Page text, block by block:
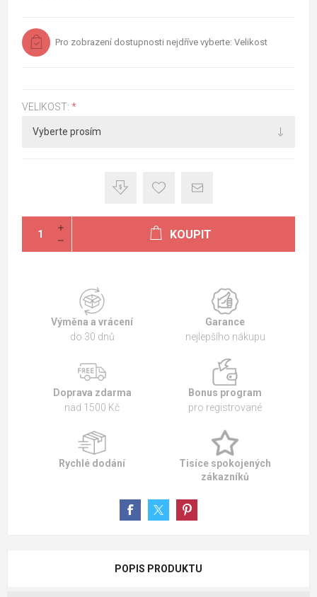
Pro zobrazení dostupnosti nejdříve vyberte: Velikost
VELIKOST: *
KOUPIT
Výměna a vrácení
do 30 dnů
Garance
nejlepšího nákupu
Doprava zdarma
nad 1500 Kč
Bonus program
pro registrované
Rychlé dodání
Tisíce spokojených
zákazníků
POPIS PRODUKTU